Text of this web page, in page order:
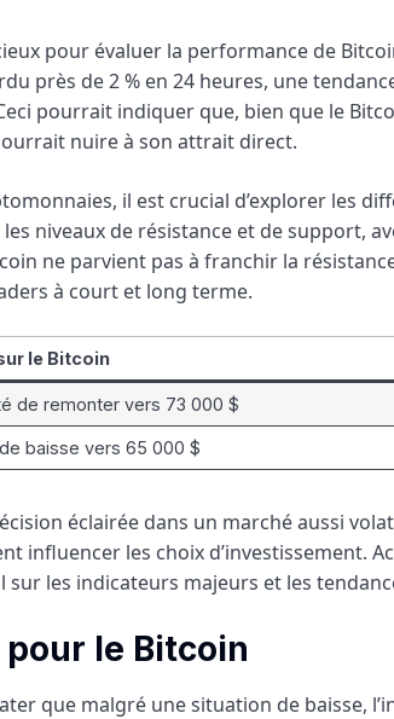
pour évaluer la performance de
près de 2 % en 24 heures, une
pourrait indiquer que, bien que le
nuire à son attrait direct.
il est crucial d’explorer les
niveaux de résistance et de support,
ne parvient pas à franchir la résistance
à court et long terme.
le Bitcoin
de remonter vers 73 000 $
baisse vers 65 000 $
éclairée dans un marché aussi
influencer les choix d’investissement.
les indicateurs majeurs et les
le Bitcoin
que malgré une situation de baisse,